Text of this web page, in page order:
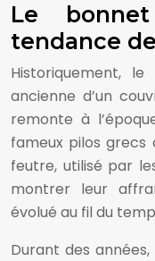
Le
tendance
Historiquement,
ancienne d’un
remonte à
fameux pilos grecs
feutre, utilisé par
montrer leur
évolué au fil du
Durant des